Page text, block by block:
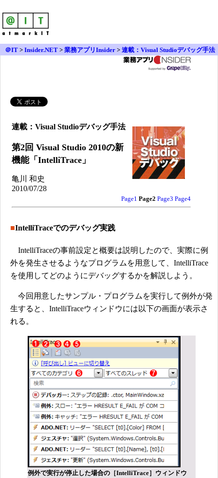
＠IT > Insider.NET > 業務アプリInsider > 連載：Visual Studioデバッグ手法
第2回 Visual Studio 2010の新機能「IntelliTrace」
連載：Visual Studioデバッグ手法
第2回 Visual Studio 2010の新
機能「IntelliTrace」
亀川 和史
2010/07/28
Page1 Page2 Page3 Page4
■IntelliTraceでのデバッグ実践
IntelliTraceの事前設定と概要は説明したので、実際に例
外を発生させるようなプログラムを用意して、IntelliTrace
を使用してどのようにデバッグするかを解説しよう。
今回用意したサンプル・プログラムを実行して例外が発
生すると、IntelliTraceウィンドウには以下の画面が表示さ
れる。
例外で実行が停止した場合の［IntelliTrace］ウィンドウ